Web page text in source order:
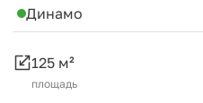
Динамо
125 м²
площадь